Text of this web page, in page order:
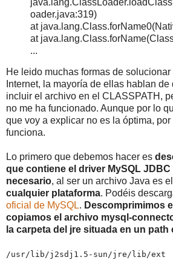
oader.java:319)
at
at
...
He leido muchas formas de
Internet, la mayoría de ellas hablan
incluir el archivo en el CLASSPATH,
no me ha funcionado. Aunque por lo
que voy a explicar no es la óptima,
funciona.
Lo primero que debemos hacer es
que contiene el driver MySQL JDBC
necesario, al ser un archivo Java es el
cualquier plataforma. Podéis
oficial de MySQL. Descomprimimos
copiamos el archivo mysql-
la carpeta del jre situada en un path
/usr/lib/j2sdj1.5-sun/jre/lib/ext